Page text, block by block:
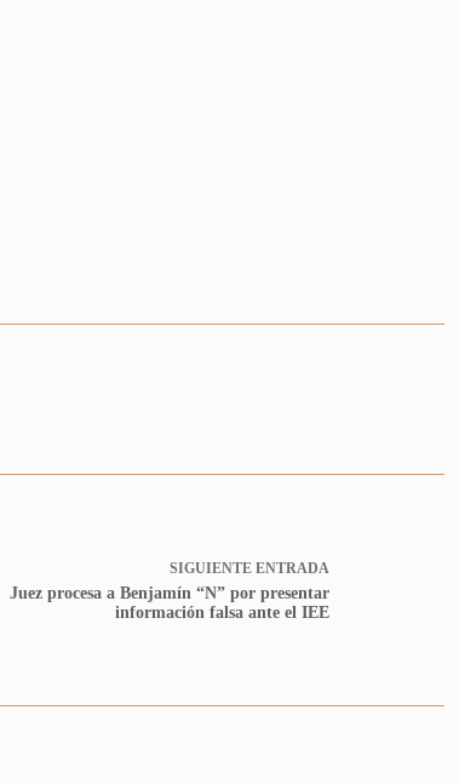
SIGUIENTE ENTRADA
Juez procesa a Benjamín “N” por presentar
información falsa ante el IEE